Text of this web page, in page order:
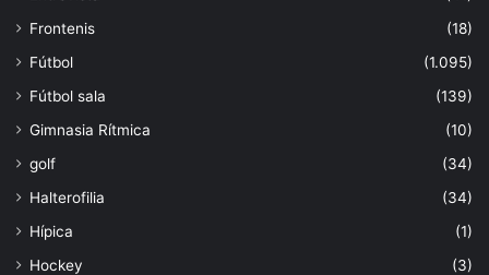
Frontenis
(18)
Fútbol
(1.095)
Fútbol sala
(139)
Gimnasia Rítmica
(10)
golf
(34)
Halterofilia
(34)
Hípica
(1)
Hockey
(3)